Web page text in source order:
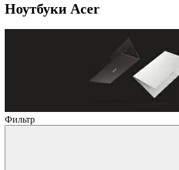
Ноутбуки Acer
Фильтр